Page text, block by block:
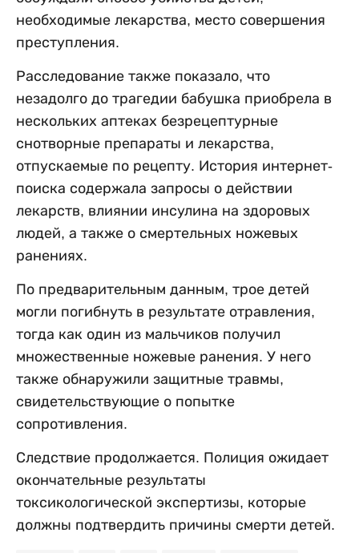
необходимые лекарства, место совершения
преступления.
Расследование также показало, что
незадолго до трагедии бабушка приобрела в
нескольких аптеках безрецептурные
снотворные препараты и лекарства,
отпускаемые по рецепту. История интернет-
поиска содержала запросы о действии
лекарств, влиянии инсулина на здоровых
людей, а также о смертельных ножевых
ранениях.
По предварительным данным, трое детей
могли погибнуть в результате отравления,
тогда как один из мальчиков получил
множественные ножевые ранения. У него
также обнаружили защитные травмы,
свидетельствующие о попытке
сопротивления.
Следствие продолжается. Полиция ожидает
окончательные результаты
токсикологической экспертизы, которые
должны подтвердить причины смерти детей.